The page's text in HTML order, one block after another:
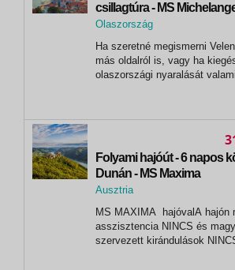
csillagtúra - MS
Olaszország
Ha szeretné megismerni
más oldalról is, vagy ha
olaszországi nyaralását
járja be a lagúnák városát,
és Burano szigeteit, tegyen
Folyami hajóút - 6 napos
Dunán - MS Maxima
Ausztria
Melk
MS MAXIMA hajóvalA hajón
asszisztencia NINCS és
szervezett kirándulások